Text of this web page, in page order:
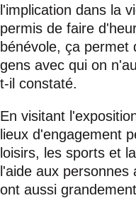
l'implication dans la
permis de faire
bénévole, ça permet
gens avec qui on
t-il constaté.
En visitant
lieux d'engagement
loisirs, les sports et
l'aide aux
ont aussi